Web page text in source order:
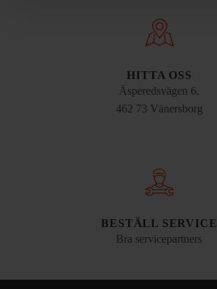
HITTA OSS
Äsperedsvägen 6,
462 73 Vänersborg
BESTÄLL SERVICE
Bra servicepartners